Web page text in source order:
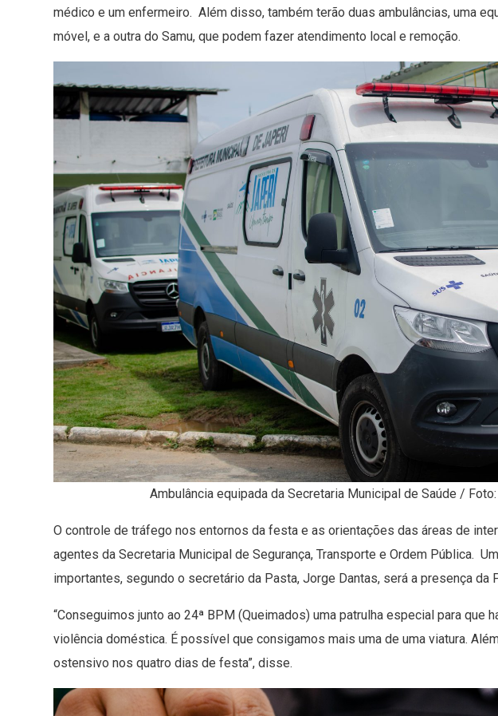
médico e um enfermeiro. Além disso, também terão duas ambulâncias, uma
móvel, e a outra do Samu, que podem fazer atendimento local e remoção.
Ambulância equipada da Secretaria Municipal de Saúde /
O controle de tráfego nos entornos da festa e as orientações das áreas de
agentes da Secretaria Municipal de Segurança, Transporte e Ordem Pública.
importantes, segundo o secretário da Pasta, Jorge Dantas, será a presença da
“Conseguimos junto ao 24ª BPM (Queimados) uma patrulha especial para que
violência doméstica. É possível que consigamos mais uma de uma viatura.
ostensivo nos quatro dias de festa”, disse.